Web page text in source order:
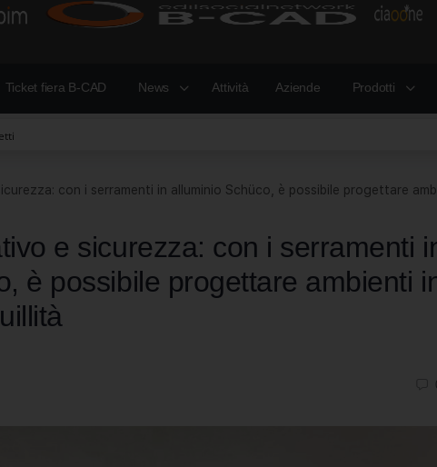
Ticket fiera B-CAD News Attività Aziende Prodotti
con i serramenti in alluminio Schüco, è possibile progettare
e sicurezza: con i serramenti
è possibile progettare ambienti